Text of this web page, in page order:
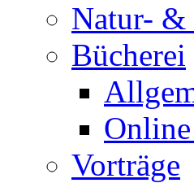
Natur- &
Bücherei
Vorträge